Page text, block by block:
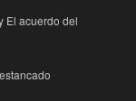
El acuerdo del